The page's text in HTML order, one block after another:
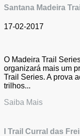
Santana Madeira
17-02-2017
O Madeira Trail
organizará mais um
Trail Series. A prova
trilhos...
Saiba Mais
I Trail Curral das